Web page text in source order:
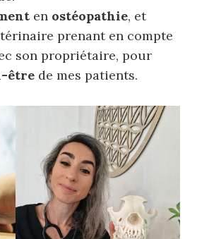
en ostéopathie, et
prenant en compte
son propriétaire, pour
être de mes patients.